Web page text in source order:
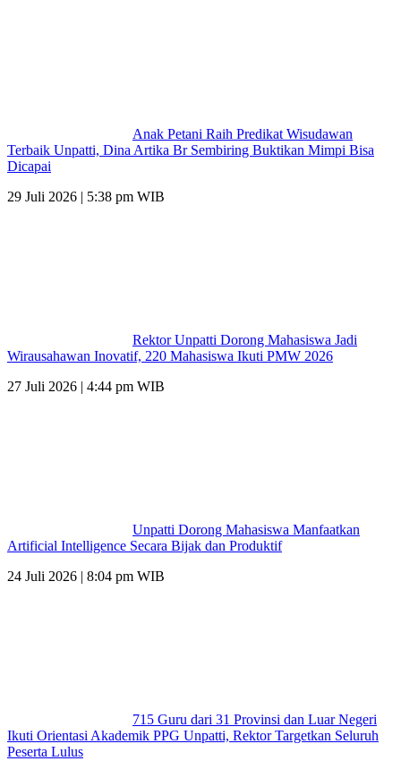
Anak Petani Raih Predikat Wisudawan
Terbaik Unpatti, Dina Artika Br Sembiring Buktikan Mimpi Bisa
Dicapai
29 Juli 2026 | 5:38 pm WIB
Rektor Unpatti Dorong Mahasiswa Jadi
Wirausahawan Inovatif, 220 Mahasiswa Ikuti PMW 2026
27 Juli 2026 | 4:44 pm WIB
Unpatti Dorong Mahasiswa Manfaatkan
Artificial Intelligence Secara Bijak dan Produktif
24 Juli 2026 | 8:04 pm WIB
715 Guru dari 31 Provinsi dan Luar Negeri
Ikuti Orientasi Akademik PPG Unpatti, Rektor Targetkan Seluruh
Peserta Lulus